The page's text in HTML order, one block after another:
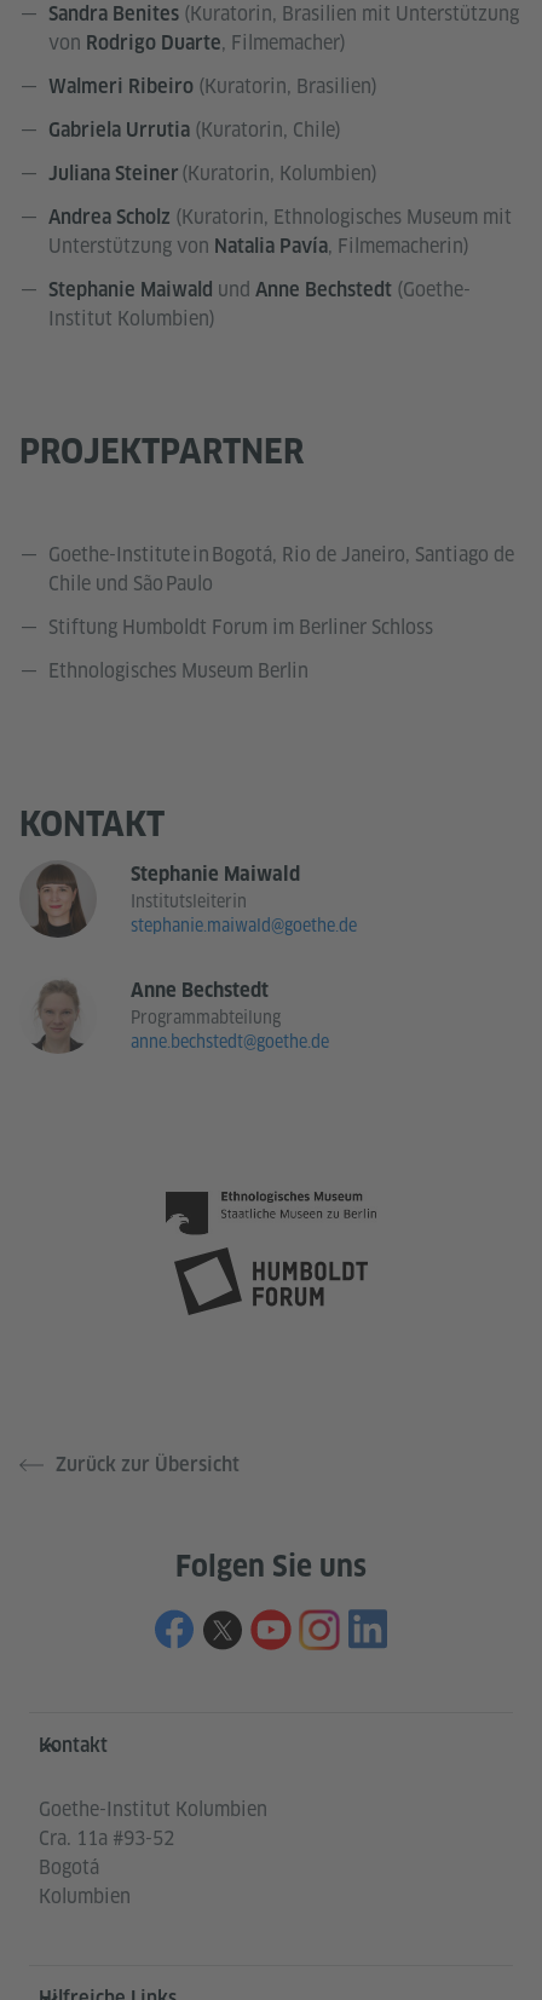
Sandra Benites (Kuratorin, Brasilien mit Unterstützung
von Rodrigo Duarte, Filmemacher)
Walmeri Ribeiro (Kuratorin, Brasilien)
Gabriela Urrutia (Kuratorin, Chile)
Juliana Steiner (Kuratorin, Kolumbien)
Andrea Scholz (Kuratorin, Ethnologisches Museum mit
Unterstützung von Natalia Pavía, Filmemacherin)
Stephanie Maiwald und Anne Bechstedt (Goethe-
Institut Kolumbien)
PROJEKTPARTNER
Goethe-Institute in Bogotá, Rio de Janeiro, Santiago de
Chile und São Paulo
Stiftung Humboldt Forum im Berliner Schloss
Ethnologisches Museum Berlin
KONTAKT
Stephanie Maiwald
Institutsleiterin
stephanie.maiwald@goethe.de
Anne Bechstedt
Programmabteilung
anne.bechstedt@goethe.de
Zurück zur Übersicht
Folgen Sie uns
Service- und Informationsbereich
Kontakt
Goethe-Institut Kolumbien
Cra. 11a #93-52
Bogotá
Kolumbien